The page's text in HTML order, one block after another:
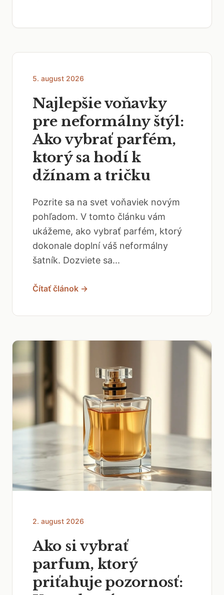
5. august 2026
Najlepšie voňavky
pre neformálny štýl:
Ako vybrať parfém,
ktorý sa hodí k
džínam a tričku
Pozrite sa na svet voňaviek novým
pohľadom. V tomto článku vám
ukážeme, ako vybrať parfém, ktorý
dokonale doplní váš neformálny
šatník. Dozviete sa...
Čítať článok →
2. august 2026
Ako si vybrať
parfum, ktorý
priťahuje pozornosť: